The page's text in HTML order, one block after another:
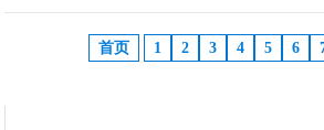
首页 1 2 3 4 5 6